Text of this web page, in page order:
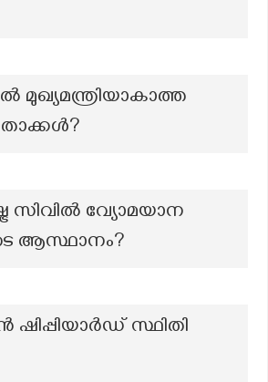
മുഖ്യമന്ത്രിയാകാത്ത
സിവിൽ വ്യോമയാന
ആസ്ഥാനം?
ഷിപ്പിയാർഡ് സ്ഥിതി